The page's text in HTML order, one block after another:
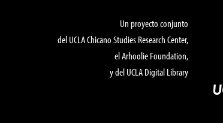
Un proyecto conjunto
del UCLA Chicano Studies Research Center,
el Arhoolie Foundation,
y del UCLA Digital Library